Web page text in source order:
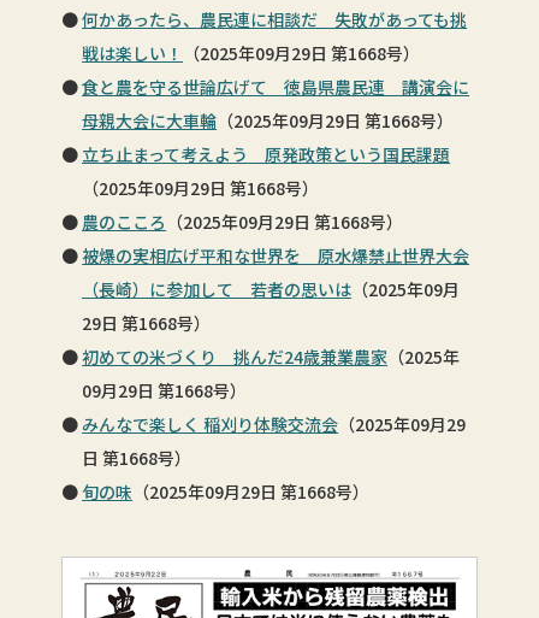
何かあったら、農民連に相談だ 失敗があっても挑
戦は楽しい！
（2025年09月29日 第1668号）
食と農を守る世論広げて 徳島県農民連 講演会に
母親大会に大車輪 （2025年09月29日 第1668号）
立ち止まって考えよう 原発政策という国民課題
（2025年09月29日 第1668号）
農のこころ （2025年09月29日 第1668号）
被爆の実相広げ平和な世界を 原水爆禁止世界大会
（長崎）に参加して 若者の思いは （2025年09月
29日 第1668号）
初めての米づくり 挑んだ24歳兼業農家 （2025年
09月29日 第1668号）
みんなで楽しく 稲刈り体験交流会 （2025年09月29
日 第1668号）
旬の味 （2025年09月29日 第1668号）